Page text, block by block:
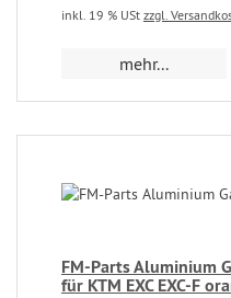
inkl. 19 % USt zzgl.
mehr...
FM-Parts Aluminium
für KTM EXC EXC-F